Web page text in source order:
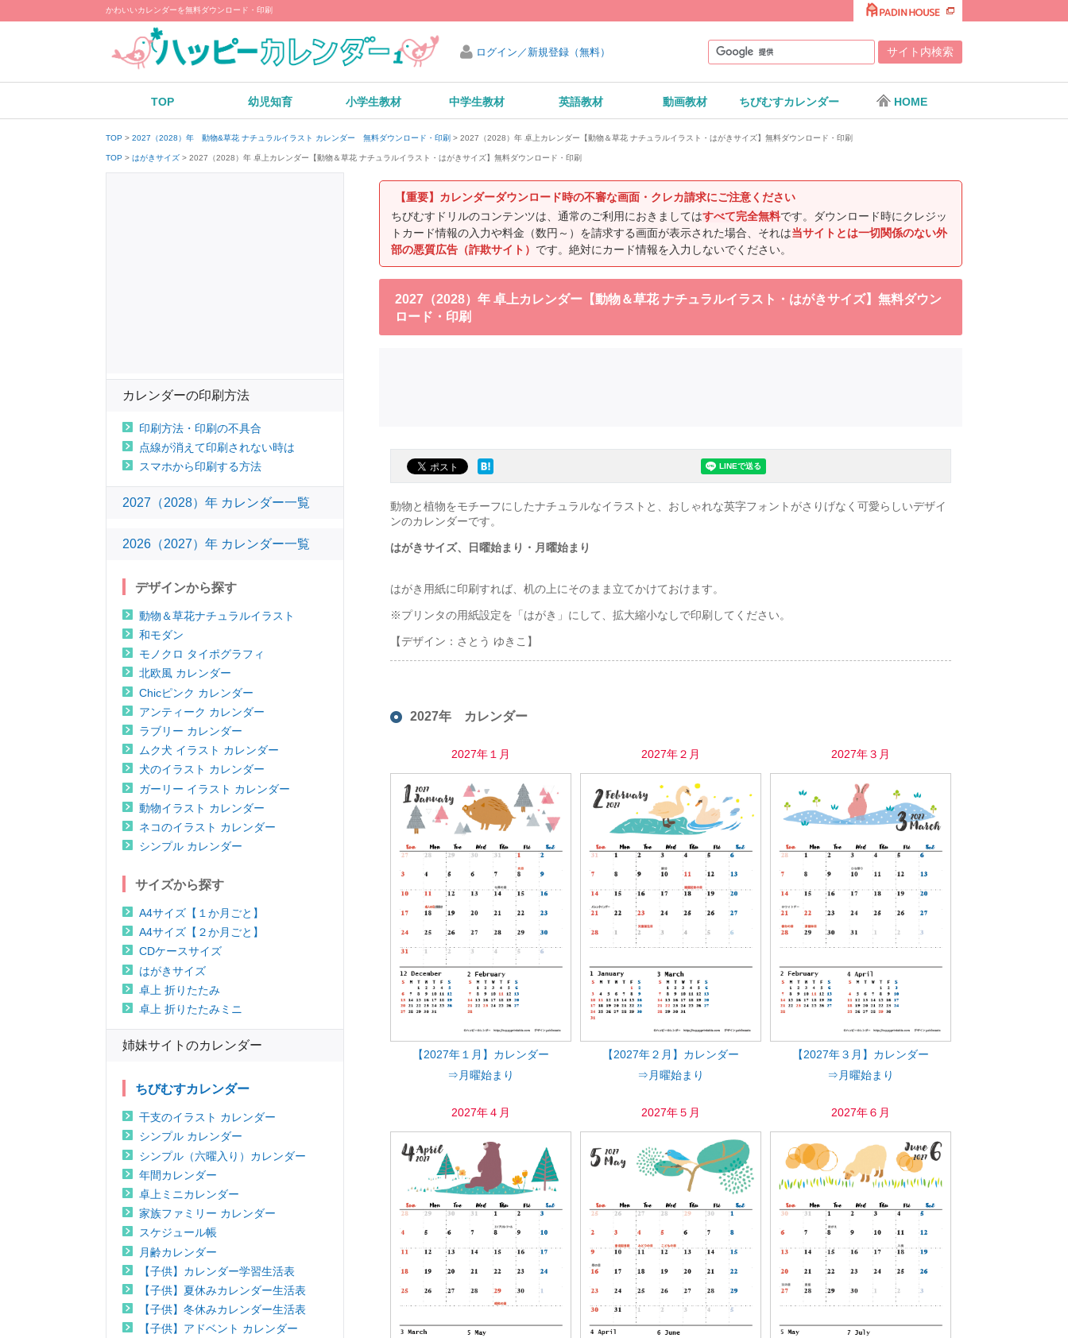
かわいいカレンダーを無料ダウンロード・印刷
ログイン／新規登録（無料）
TOP 幼児知育 小学生教材 中学生教材 英語教材 動画教材 ちびむすカレンダー HOME
TOP 2027（2028）年 動物&草花 ナチュラルイラスト カレンダー 無料ダウンロード・印刷 2027（2028）年 卓上カレンダー【動物＆草花 ナチュラルイラスト・はがきサイズ】無料ダウンロード・印刷
TOP はがきサイズ 2027（2028）年 卓上カレンダー【動物＆草花 ナチュラルイラスト・はがきサイズ】無料ダウンロード・印刷
【重要】カレンダーダウンロード時の不審な画面・クレカ請求にご注意ください
ちびむすドリルのコンテンツは、通常のご利用におきましてはすべて完全無料です。ダウンロード時にクレジッ
トカード情報の入力や料金（数円～）を請求する画面が表示された場合、それは当サイトとは一切関係のない外
部の悪質広告（詐欺サイト） です。絶対にカード情報を入力しないでください。
2027（2028）年 卓上カレンダー【動物＆草花 ナチュラルイラスト・はがきサイズ】無料ダウン
ロード・印刷
動物と植物をモチーフにしたナチュラルなイラストと、おしゃれな英字フォントがさりげなく可愛らしいデザイ
ンのカレンダーです。
はがきサイズ、日曜始まり・月曜始まり
はがき用紙に印刷すれば、机の上にそのまま立てかけておけます。
※プリンタの用紙設定を「はがき」にして、拡大縮小なしで印刷してください。
【デザイン：さとう ゆきこ】
2027年 カレンダー
2027年１月
【2027年１月】カレンダー
⇒月曜始まり
2027年２月
【2027年２月】カレンダー
⇒月曜始まり
2027年３月
【2027年３月】カレンダー
⇒月曜始まり
2027年４月 2027年５月 2027年６月
カレンダーの印刷方法
印刷方法・印刷の不具合
点線が消えて印刷されない時は
スマホから印刷する方法
2027（2028）年 カレンダー一覧
2026（2027）年 カレンダー一覧
デザインから探す
動物＆草花ナチュラルイラスト
和モダン
モノクロ タイポグラフィ
北欧風 カレンダー
Chicピンク カレンダー
アンティーク カレンダー
ラブリー カレンダー
ムク犬 イラスト カレンダー
犬のイラスト カレンダー
ガーリー イラスト カレンダー
動物イラスト カレンダー
ネコのイラスト カレンダー
シンプル カレンダー
サイズから探す
A4サイズ【１か月ごと】
A4サイズ【２か月ごと】
CDケースサイズ
はがきサイズ
卓上 折りたたみ
卓上 折りたたみミニ
姉妹サイトのカレンダー
ちびむすカレンダー
干支のイラスト カレンダー
シンプル カレンダー
シンプル（六曜入り）カレンダー
年間カレンダー
卓上ミニカレンダー
家族ファミリー カレンダー
スケジュール帳
月齢カレンダー
【子供】カレンダー学習生活表
【子供】夏休みカレンダー生活表
【子供】冬休みカレンダー生活表
【子供】アドベント カレンダー